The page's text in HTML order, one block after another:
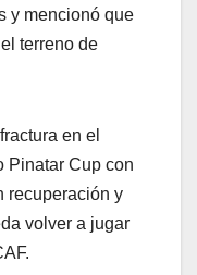
y mencionó que
terreno de
en el
Pinatar Cup con
recuperación y
volver a jugar